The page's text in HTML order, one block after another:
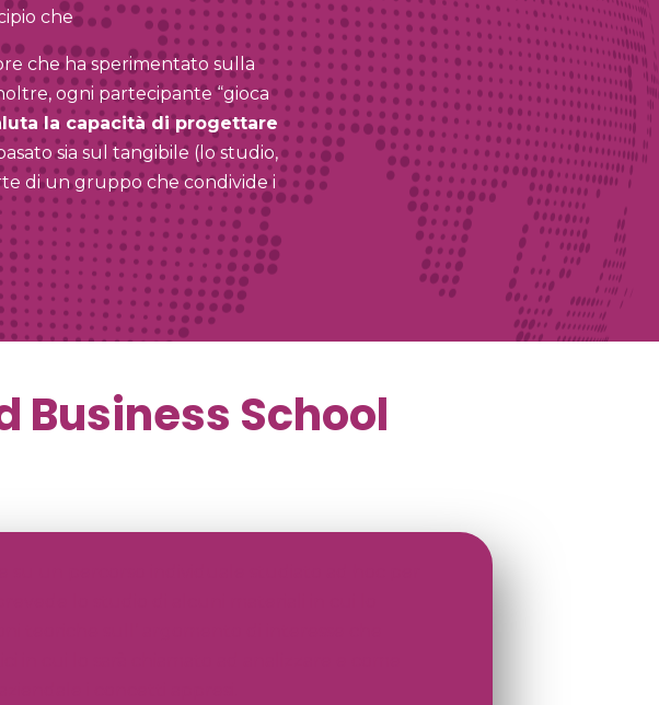
che
che ha sperimentato sulla
ogni partecipante “gioca
la capacità di progettare
sia sul tangibile (lo studio,
di un gruppo che condivide i
Business School